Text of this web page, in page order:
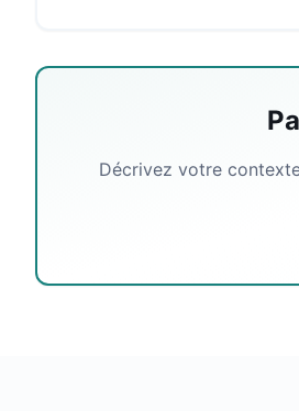
Décrivez votre